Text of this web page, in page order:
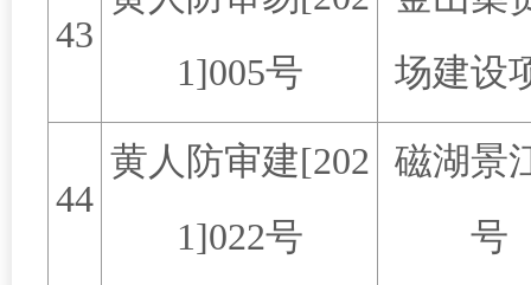
43
1]005号
场建设
44
黄人防审建[202
1]022号
磁湖景
号